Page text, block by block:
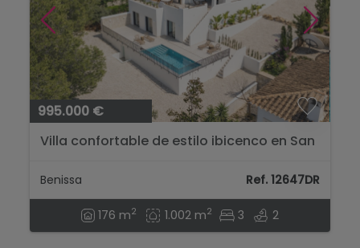
995.000 €
Villa confortable de estilo ibicenco en San
2025...
Benissa Ref. 12647DR
176 m2 1.002 m2 3 2